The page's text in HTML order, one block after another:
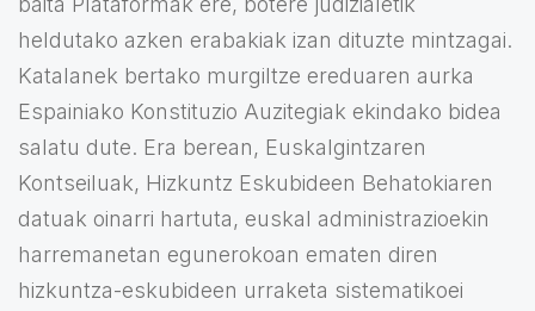
heldutako azken erabakiak izan dituzte mintzagai.
Katalanek bertako murgiltze ereduaren aurka
Espainiako Konstituzio Auzitegiak ekindako bidea
salatu dute. Era berean, Euskalgintzaren
Kontseiluak, Hizkuntz Eskubideen Behatokiaren
datuak oinarri hartuta, euskal administrazioekin
harremanetan egunerokoan ematen diren
hizkuntza-eskubideen urraketa sistematikoei